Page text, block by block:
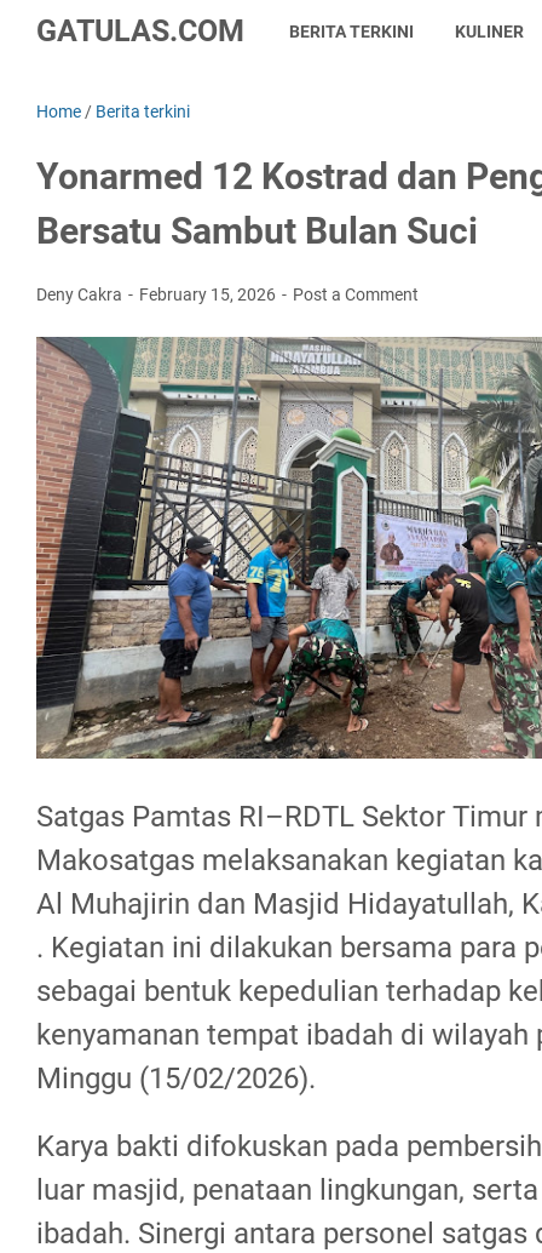
GATULAS.COM BERITA TERKINI KULINER
Home / Berita terkini
Yonarmed 12 Kostrad dan
Bersatu Sambut Bulan Suci
Deny Cakra February 15, 2026 Post a Comment
Satgas Pamtas RI–RDTL Sektor Timur
Makosatgas melaksanakan kegiatan
Al Muhajirin dan Masjid Hidayatullah,
. Kegiatan ini dilakukan bersama para
sebagai bentuk kepedulian terhadap
kenyamanan tempat ibadah di wilayah
Minggu (15/02/2026).
Karya bakti difokuskan pada
luar masjid, penataan lingkungan,
ibadah. Sinergi antara personel satgas